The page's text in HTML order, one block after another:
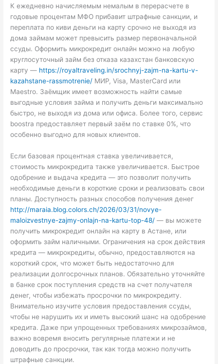
К ежедневно начисляемым немалым в перерасчете в
годовые процентам МФО прибавит штрафные санкции, и
переплата по киви деньги на карту срочно не выходя из
дома займам может превысить размер первоначальной
ссуды. Оформить микрокредит онлайн можно на любую
круглосуточный займ без отказа казахстан банковскую
карту — https://royaltraveling.in/srochnyj-zajm-na-kartu-v-
kazahstane-rassmotrenie/ МИР, Visa, MasterCard или
Maestro. Заёмщик имеет возможность найти самые
выгодные условия займа и получить деньги максимально
быстро, не выходя из дома или офиса. Более того, сервис
boostra предоставляет первый заём по ставке 0%, что
особенно выгодно для новых клиентов.
Если базовая процентная ставка увеличивается,
стоимость микрокредита также увеличивается. Быстрое
одобрение и выдача кредита — это позволит получить
необходимые деньги в короткие сроки и реализовать свои
планы. Доступность разных способов получения денег
http://maraia.blog.colors.ch/2026/03/31/novye-
maloizvestnye-zajmy-onlajn-na-kartu-top-48/ — вы можете
получить микрокредит онлайн на карту в Астане, или
оформить займ наличными. Ограничения на срок действия
кредита — микрокредиты, обычно, предоставляются на
короткий срок, что может быть недостаточно для
реализации долгосрочных планов. Обязательно уточняйте
в банке срок поступления средств на счет получателя
денег, чтобы избежать просрочки по микрокредиту.
Внимательно изучите условия предоставления ссуды,
чтобы не нарушить их и иметь высокий шанс на одобрение
кредита. Даже при упрощенных требованиях микрозаймов,
важно вовремя вносить регулярные платежи и не
доводить до просрочки, так как тогда можно получить
штрафные санкции.